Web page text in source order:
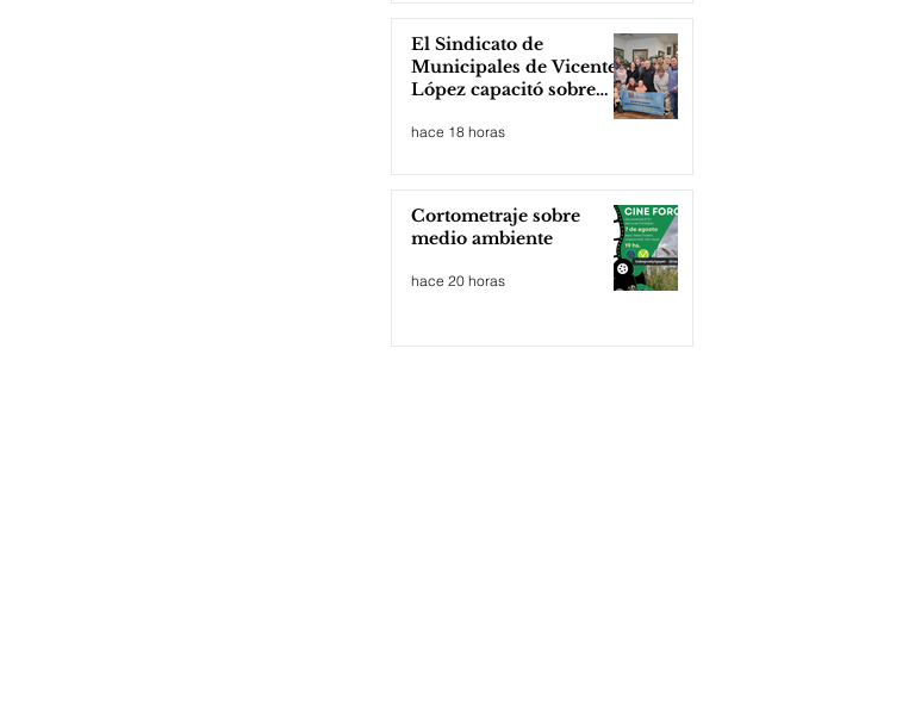
El Sindicato de
Municipales de Vicente
López capacitó sobre
hace 18 horas
Cortometraje sobre
medio ambiente
hace 20 horas